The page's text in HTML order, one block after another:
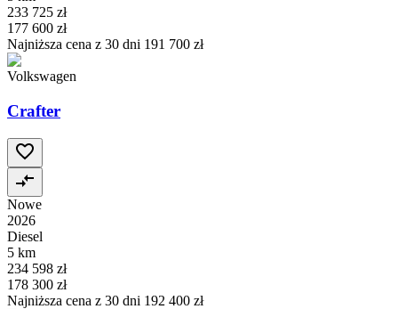
233 725 zł
177 600 zł
Najniższa cena z 30 dni 191 700 zł
Volkswagen
Crafter
Nowe
2026
Diesel
5 km
234 598 zł
178 300 zł
Najniższa cena z 30 dni 192 400 zł